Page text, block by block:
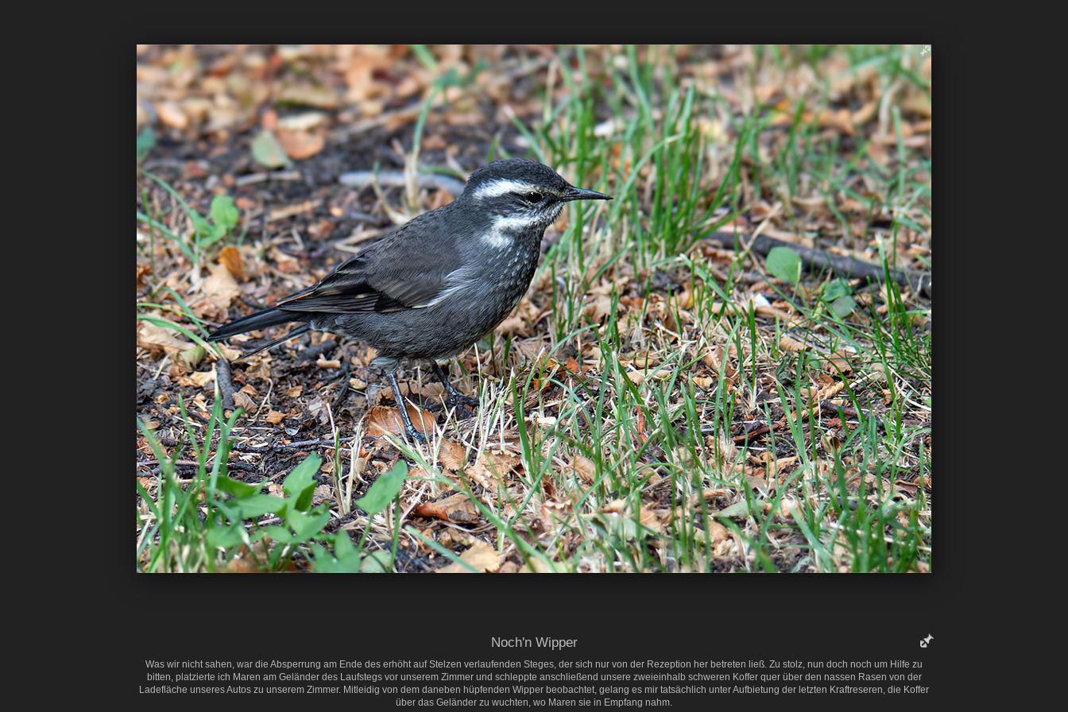
Noch'n Wipper
Was wir nicht sahen, war die Absperrung am Ende des erhöht auf Stelzen verlaufenden Steges, der sich nur von der Rezeption her betreten ließ. Zu stolz, nun doch noch um Hilfe zu
bitten, platzierte ich Maren am Geländer des Laufstegs vor unserem Zimmer und schleppte anschließend unsere zweieinhalb schweren Koffer quer über den nassen Rasen von der
Ladefläche unseres Autos zu unserem Zimmer. Mitleidig von dem daneben hüpfenden Wipper beobachtet, gelang es mir tatsächlich unter Aufbietung der letzten Kraftreseren, die Koffer
über das Geländer zu wuchten, wo Maren sie in Empfang nahm.